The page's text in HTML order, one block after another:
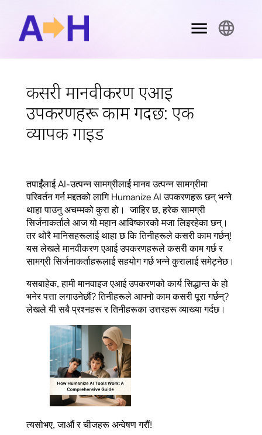
कसरी मानवीकरण एआई
उपकरणहरू काम गर्दछ: एक
व्यापक गाइड
तपाईंलाई AI-उत्पन्न सामग्रीलाई मानव उत्पन्न सामग्रीमा
परिवर्तन गर्न मद्दतको लागि Humanize AI उपकरणहरू छन् भन्ने
थाहा पाउनु अचम्मको कुरा हो। जाहिर छ, हरेक सामग्री
सिर्जनाकर्ताले आज यो महान आविष्कारको मजा लिइरहेका छन्।
तर थोरै मानिसहरूलाई थाहा छ कि तिनीहरूले कसरी काम गर्छन्!
यस लेखले मानवीकरण एआई उपकरणहरूले कसरी काम गर्छ र
सामग्री सिर्जनाकर्ताहरूलाई सहयोग गर्छ भन्ने कुरालाई समेट्नेछ।
यसबाहेक, हामी मानवाइज एआई उपकरणको कार्य सिद्धान्त के हो
भनेर पत्ता लगाउनेछौं? तिनीहरूले आफ्नो काम कसरी पूरा गर्छन्?
लेखले यी सबै प्रश्नहरू र तिनीहरूका उत्तरहरू व्याख्या गर्दछ।
त्यसोभए, जाऔं र चीजहरू अन्वेषण गरौं!